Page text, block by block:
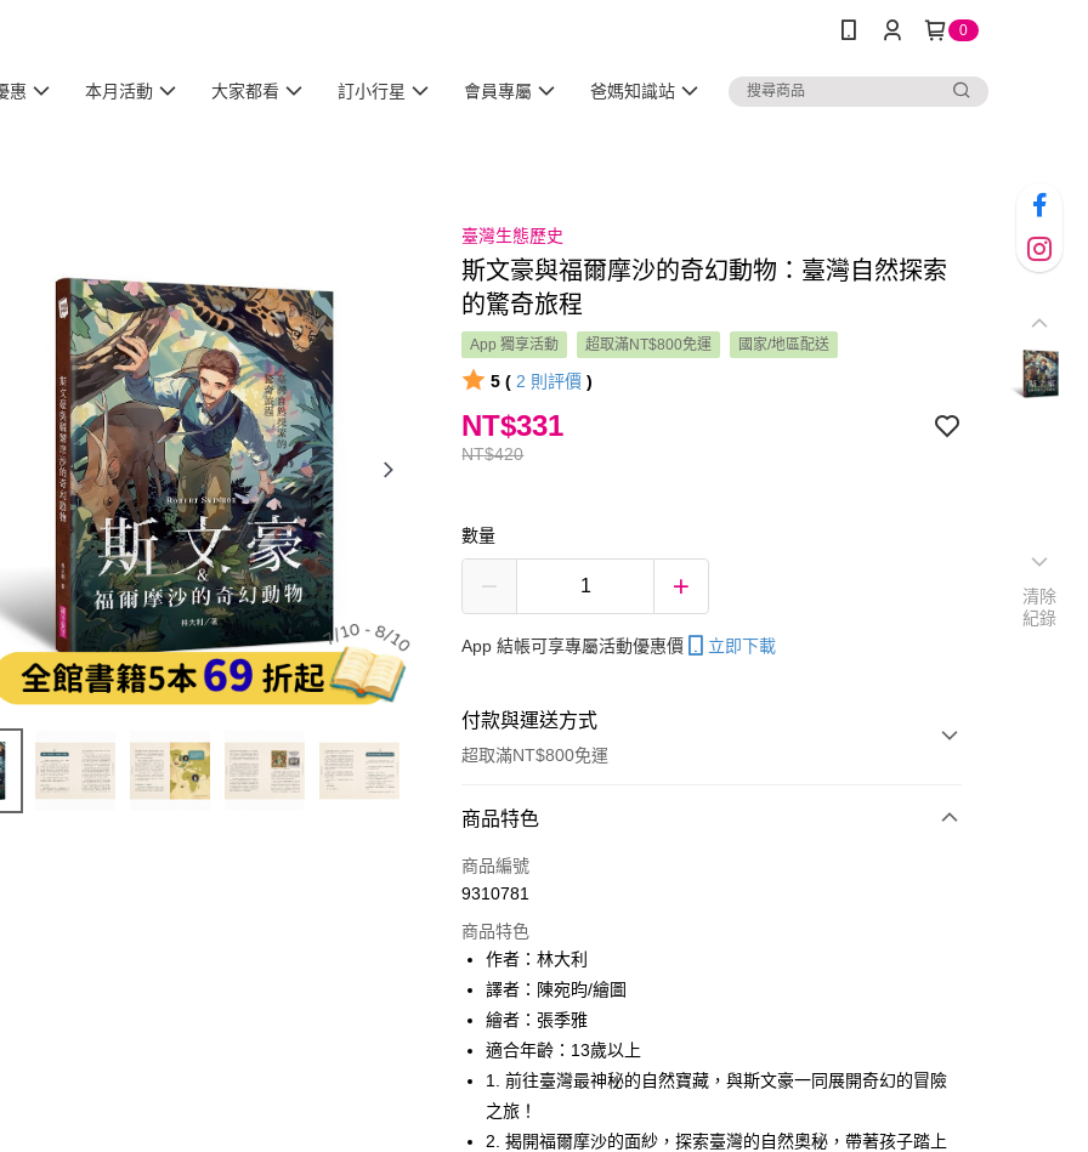
0
惠 本月活動 大家都看 訂小行星 會員專屬 爸媽知識站
臺灣生態歷史
斯文豪與福爾摩沙的奇幻動物：臺灣自然探索
的驚奇旅程
App 獨享活動 超取滿NT$800免運 國家/地區配送
5 ( 2 則評價 )
NT$420
NT$331
數量
App 結帳可享專屬活動優惠價 立即下載
付款與運送方式
超取滿NT$800免運
付款方式
信用卡一次付款
Apple Pay
大哥付你分期
相關說明
【大哥付你分期使用說明】
1.本服務由台灣大哥大提供，台灣大哥大用戶可立即使用無須另外申請。
2.付款方式選擇「大哥付你分期」，訂單成立後會自動跳轉到大哥付的交易
流程，驗證手機門號後，選擇欲分期的期數、繳款截止日，確認付款後即
完成交易。
【關於「AFTEE先享後付」】
AFTEE先享後付是「在收到商品之後才付款」的支付方式。 讓您購物簡單
ATM付款
商品特色
商品編號
9310781
商品特色
作者：林大利
譯者：陳宛昀/繪圖
繪者：張季雅
適合年齡：13歲以上
1. 前往臺灣最神秘的自然寶藏，與斯文豪一同展開奇幻的冒險
之旅！
2. 揭開福爾摩沙的面紗，探索臺灣的自然奧秘，帶著孩子踏上
清除
紀錄